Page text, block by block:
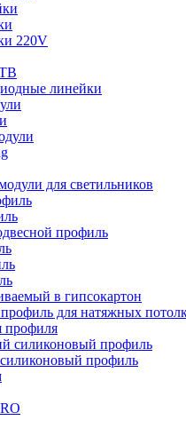
220V
линейки
для светильников
профиль
в гипсокартон
для натяжных
профиля
профиль